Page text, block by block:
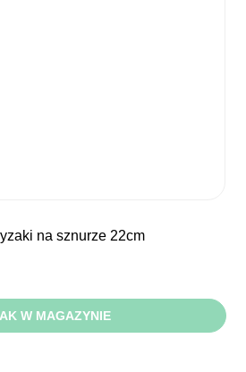
na sznurze 22cm
W MAGAZYNIE